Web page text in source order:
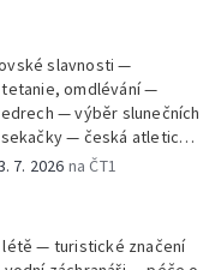
slavnosti —
omdlévání —
— výběr slunečních
— česká atletická
seriál: výmarský
7. 2026 na ČT1
létě — turistické značení